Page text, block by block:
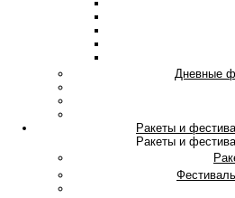
Дневные
Ракеты и
Ракеты и